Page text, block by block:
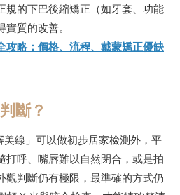
規的下巴後縮矯正（如牙套、功能
質的改善。
攻略：價格、流程、戴蒙矯正優缺
斷？
線」可以做初步居家檢測外，平
打呼、嘴唇難以自然閉合，或是拍
觀判斷仍有極限，最準確的方式仍